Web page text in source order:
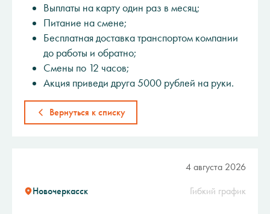
Выплаты на карту один раз в месяц;
Питание на смене;
Бесплатная доставка транспортом компании
до работы и обратно;
Смены по 12 часов;
Акция приведи друга 5000 рублей на руки.
Вернуться к списку
4 августа 2026
Новочеркасск Гибкий график